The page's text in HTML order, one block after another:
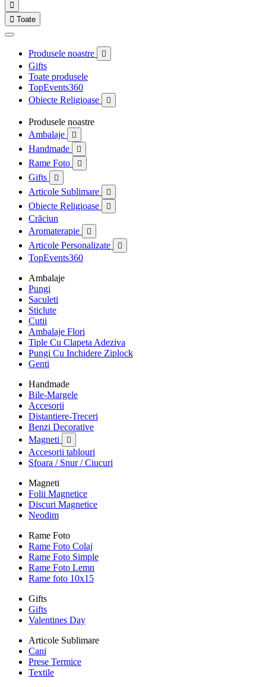

 Toate
Produsele noastre 
Gifts
Toate produsele
TopEvents360
Obiecte Religioase

Produsele noastre
Ambalaje

Handmade 
Rame Foto 
Gifts 
Articole Sublimare 
Obiecte Religioase 
Crăciun
Aromaterapie

Articole Personalizate 
TopEvents360
Ambalaje
Pungi
Saculeti
Sticlute
Cutii
Ambalaje Flori
Tiple Cu Clapeta Adeziva
Pungi Cu Inchidere Ziplock
Genti
Handmade
Bile-Margele
Accesorii
Distantiere-Treceri
Benzi Decorative
Magneti

Accesorii tablouri
Sfoara / Snur / Ciucuri
Magneti
Folii Magnetice
Discuri Magnetice
Neodim
Rame Foto
Rame Foto Colaj
Rame Foto Simple
Rame Foto Lemn
Rame foto 10x15
Gifts
Gifts
Valentines Day
Articole Sublimare
Cani
Prese Termice
Textile